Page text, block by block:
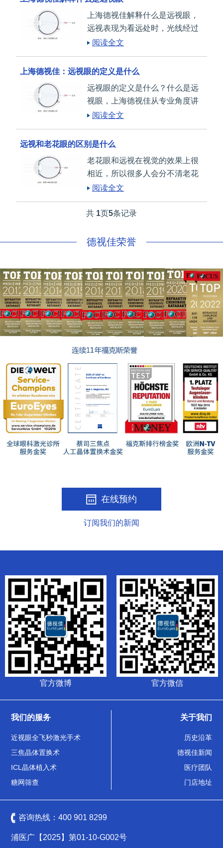
上海德视佳解释什么是远视眼，
远视表现为看远处时，光线经过
折射聚焦在视网膜之后，导致视
自身调节使焦点仍能落在视网膜
阅读全文
上海德视佳：远视眼的定义是什么
远视眼的定义是什么？什么是远
视眼，上海德视佳从专业角度讲
解远视眼的定义。
阅读全文
远视和老花眼的区别是什么
老花眼和远视在视觉的效果上很
相近，所以很多人会分不清老花
眼和远视眼的区别，这篇文章，
花眼的区别。远视和老花眼的区
阅读全文
共 1页5条记录
德视佳荣誉
在线预约
订阅我们的新闻
官方微博 官方微信
我们的服务
近视眼全飞秒激光手术
三焦晶体置换术
ICL晶体植入术
糖网筛查
关于我们
历史沿革
德视佳新闻
医疗团队
门店地址
咨询热线：400 901 8299
浦医广【2025】第01-10-G002号